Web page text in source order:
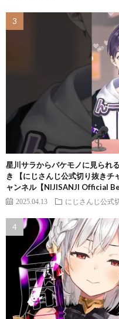
星川サラからバケモノに見られ
き 【にじさんじ公式切り抜き
ャンネル【NIJISANJI Official
2025.04.13 にじさんじ公式